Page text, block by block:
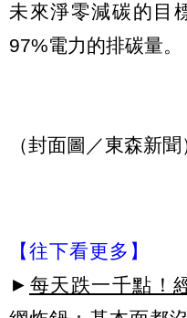
未來淨零減碳的目
97%電力的排碳量。
（封面圖／東森新聞
【往下看更多】
► 每天跌一千點！